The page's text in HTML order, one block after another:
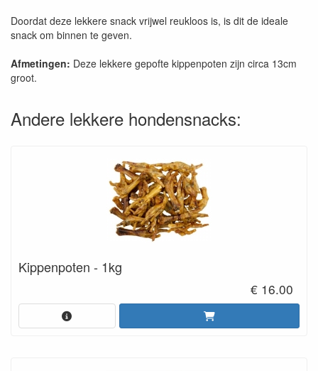
Doordat deze lekkere snack vrijwel reukloos is, is dit de ideale
snack om binnen te geven.
Afmetingen: Deze lekkere gepofte kippenpoten zijn circa 13cm
groot.
Andere lekkere hondensnacks:
Kippenpoten - 1kg
€ 16.00